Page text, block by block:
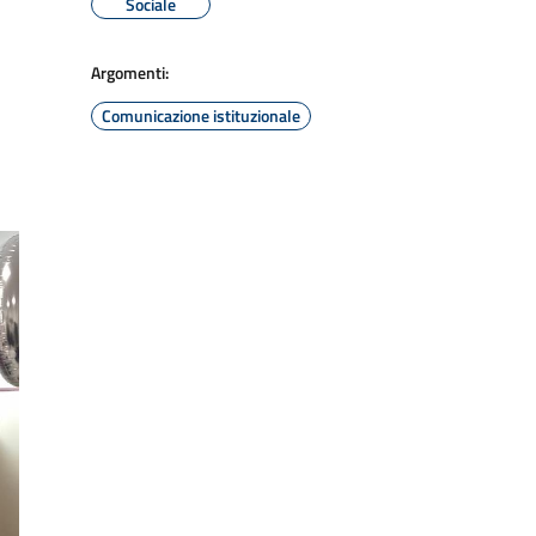
Argomenti:
Comunicazione istituzionale